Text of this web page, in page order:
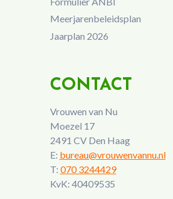
Meerjarenbeleidsplan
Jaarplan 2026
CONTACT
Vrouwen van Nu
Moezel 17
2491 CV Den Haag
E: bureau@vrouwenvannu.nl
T: 070 3244429
KvK: 40409535